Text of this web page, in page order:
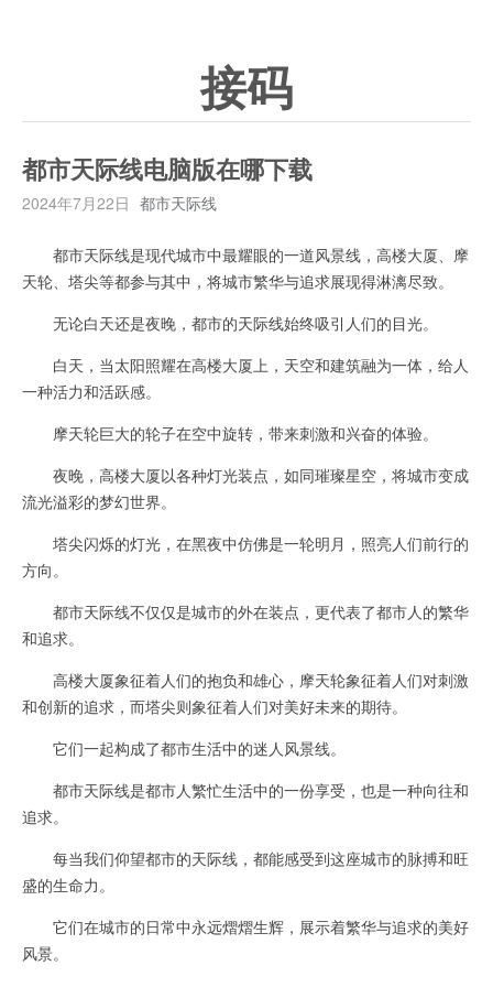
接码
都市天际线电脑版在哪下载
2024年7月22日 都市天际线
都市天际线是现代城市中最耀眼的一道风景线，高楼大厦、摩
天轮、塔尖等都参与其中，将城市繁华与追求展现得淋漓尽致。
无论白天还是夜晚，都市的天际线始终吸引人们的目光。
白天，当太阳照耀在高楼大厦上，天空和建筑融为一体，给人
一种活力和活跃感。
摩天轮巨大的轮子在空中旋转，带来刺激和兴奋的体验。
夜晚，高楼大厦以各种灯光装点，如同璀璨星空，将城市变成
流光溢彩的梦幻世界。
塔尖闪烁的灯光，在黑夜中仿佛是一轮明月，照亮人们前行的
方向。
都市天际线不仅仅是城市的外在装点，更代表了都市人的繁华
和追求。
高楼大厦象征着人们的抱负和雄心，摩天轮象征着人们对刺激
和创新的追求，而塔尖则象征着人们对美好未来的期待。
它们一起构成了都市生活中的迷人风景线。
都市天际线是都市人繁忙生活中的一份享受，也是一种向往和
追求。
每当我们仰望都市的天际线，都能感受到这座城市的脉搏和旺
盛的生命力。
它们在城市的日常中永远熠熠生辉，展示着繁华与追求的美好
风景。